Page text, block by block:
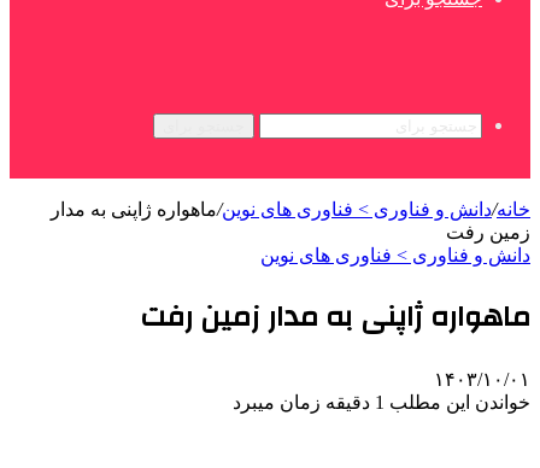
خانه/دانش و فناوری > فناوری های نوین/ماهواره ژاپنی به مدار
زمین رفت
دانش و فناوری > فناوری های نوین
ماهواره ژاپنی به مدار زمین رفت
۱۴۰۳/۱۰/۰۱
خواندن این مطلب 1 دقیقه زمان میبرد